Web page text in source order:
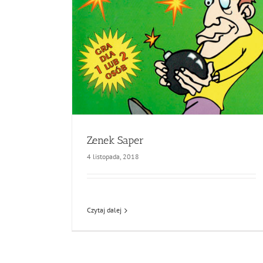
Zenek Saper
4 listopada, 2018
Czytaj dalej